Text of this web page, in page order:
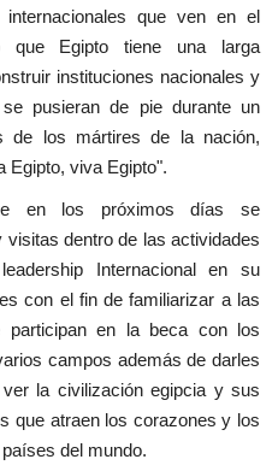
que ven en el
que Egipto tiene una larga
instituciones nacionales y
pusieran de pie durante un
de los mártires de la nación,
Egipto, viva Egipto".
en los próximos días se
dentro de las actividades
Internacional en su
con el fin de familiarizar a las
participan en la beca con los
campos además de darles
la civilización egipcia y sus
que atraen los corazones y los
del mundo.